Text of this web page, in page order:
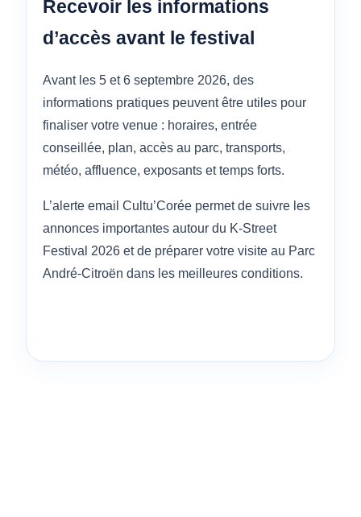
Recevoir les informations
d’accès avant le festival
Avant les 5 et 6 septembre 2026, des
informations pratiques peuvent être utiles pour
finaliser votre venue : horaires, entrée
conseillée, plan, accès au parc, transports,
météo, affluence, exposants et temps forts.
L’alerte email Cultu’Corée permet de suivre les
annonces importantes autour du K-Street
Festival 2026 et de préparer votre visite au Parc
André-Citroën dans les meilleures conditions.